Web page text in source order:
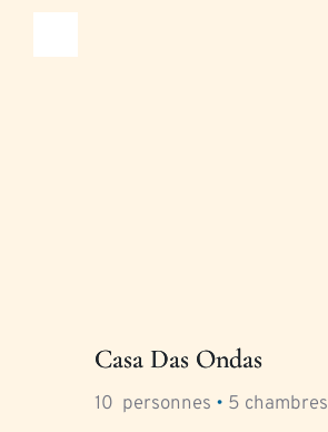
Casa Das Ondas
10
  personnes
• 5 chambres